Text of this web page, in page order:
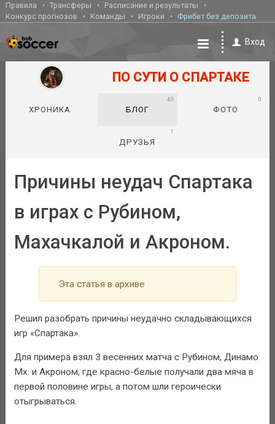
Правила Трансферы
Расписание и результаты
Конкурс прогнозов
Команды Игроки Фрибет без депозита
Вход
ПО СУТИ О СПАРТАКЕ
ХРОНИКА БЛОГ
40
ФОТО
0
ДРУЗЬЯ
1
Причины неудач Спартака
в играх с Рубином,
Махачкалой и Акроном.
Эта статья в архиве
Решил разобрать причины неудачно складывающихся
игр «Спартака».
Для примера взял 3 весенних матча с Рубином, Динамо
Мх. и Акроном, где красно-белые получали два мяча в
первой половине игры, а потом шли героически
отыгрываться.